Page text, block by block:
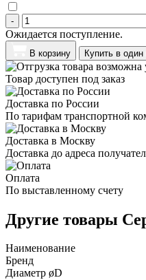
-
Ожидается поступление.
В корзину Купить в один
Товар доступен под заказ
Доставка по России
По тарифам транспортной
Доставка в Москву
Доставка до адреса
Оплата
По выставленному счету
Другие товары
Наименование
Бренд
Диаметр øD